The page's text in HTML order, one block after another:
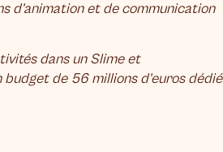
d’animation et de communication
dans un Slime et
de 56 millions d’euros dédié